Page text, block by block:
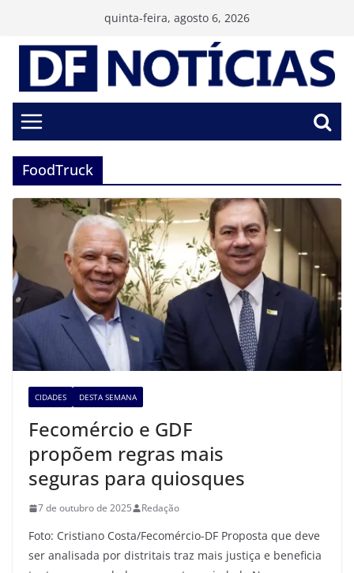
conteúdo
quinta-feira, agosto 6, 2026
FoodTruck
CIDADES DESTA SEMANA
Fecomércio e GDF
propõem regras mais
seguras para quiosques
7 de outubro de 2025 Redação
Foto: Cristiano Costa/Fecomércio-DF Proposta que deve
ser analisada por distritais traz mais justiça e beneficia